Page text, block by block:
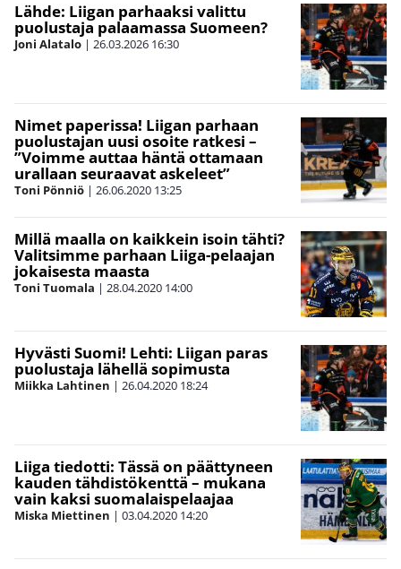
Lähde: Liigan parhaaksi valittu
puolustaja palaamassa Suomeen?
Joni Alatalo | 26.03.2026 16:30
Nimet paperissa! Liigan parhaan
puolustajan uusi osoite ratkesi –
”Voimme auttaa häntä ottamaan
urallaan seuraavat askeleet”
Toni Pönniö | 26.06.2020 13:25
Millä maalla on kaikkein isoin tähti?
Valitsimme parhaan Liiga-pelaajan
jokaisesta maasta
Toni Tuomala | 28.04.2020 14:00
Hyvästi Suomi! Lehti: Liigan paras
puolustaja lähellä sopimusta
Miikka Lahtinen | 26.04.2020 18:24
Liiga tiedotti: Tässä on päättyneen
kauden tähdistökenttä – mukana
vain kaksi suomalaispelaajaa
Miska Miettinen | 03.04.2020 14:20